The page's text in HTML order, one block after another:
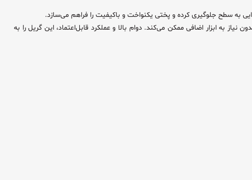
به ابزار اضافی ممکن می‌کند. دوام بالا و عملکرد قابل‌اعتماد، این گریل را به